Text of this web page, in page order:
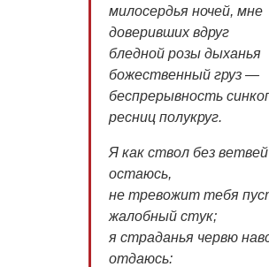
милосердья ночей, мне
доверивших вдруг
бледной розы дыханья
божественный груз —
беспрерывность
ресниц полукруг.
Я как ствол без
остаюсь,
не тревожит тебя
жалобный стук;
я страданья червю
отдаюсь: